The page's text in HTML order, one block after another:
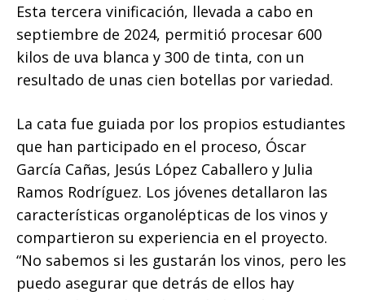
Esta tercera vinificación, llevada a cabo en
septiembre de 2024, permitió procesar 600
kilos de uva blanca y 300 de tinta, con un
resultado de unas cien botellas por variedad.
La cata fue guiada por los propios estudiantes
que han participado en el proceso, Óscar
García Cañas, Jesús López Caballero y Julia
Ramos Rodríguez. Los jóvenes detallaron las
características organolépticas de los vinos y
compartieron su experiencia en el proyecto.
“No sabemos si les gustarán los vinos, pero les
puedo asegurar que detrás de ellos hay